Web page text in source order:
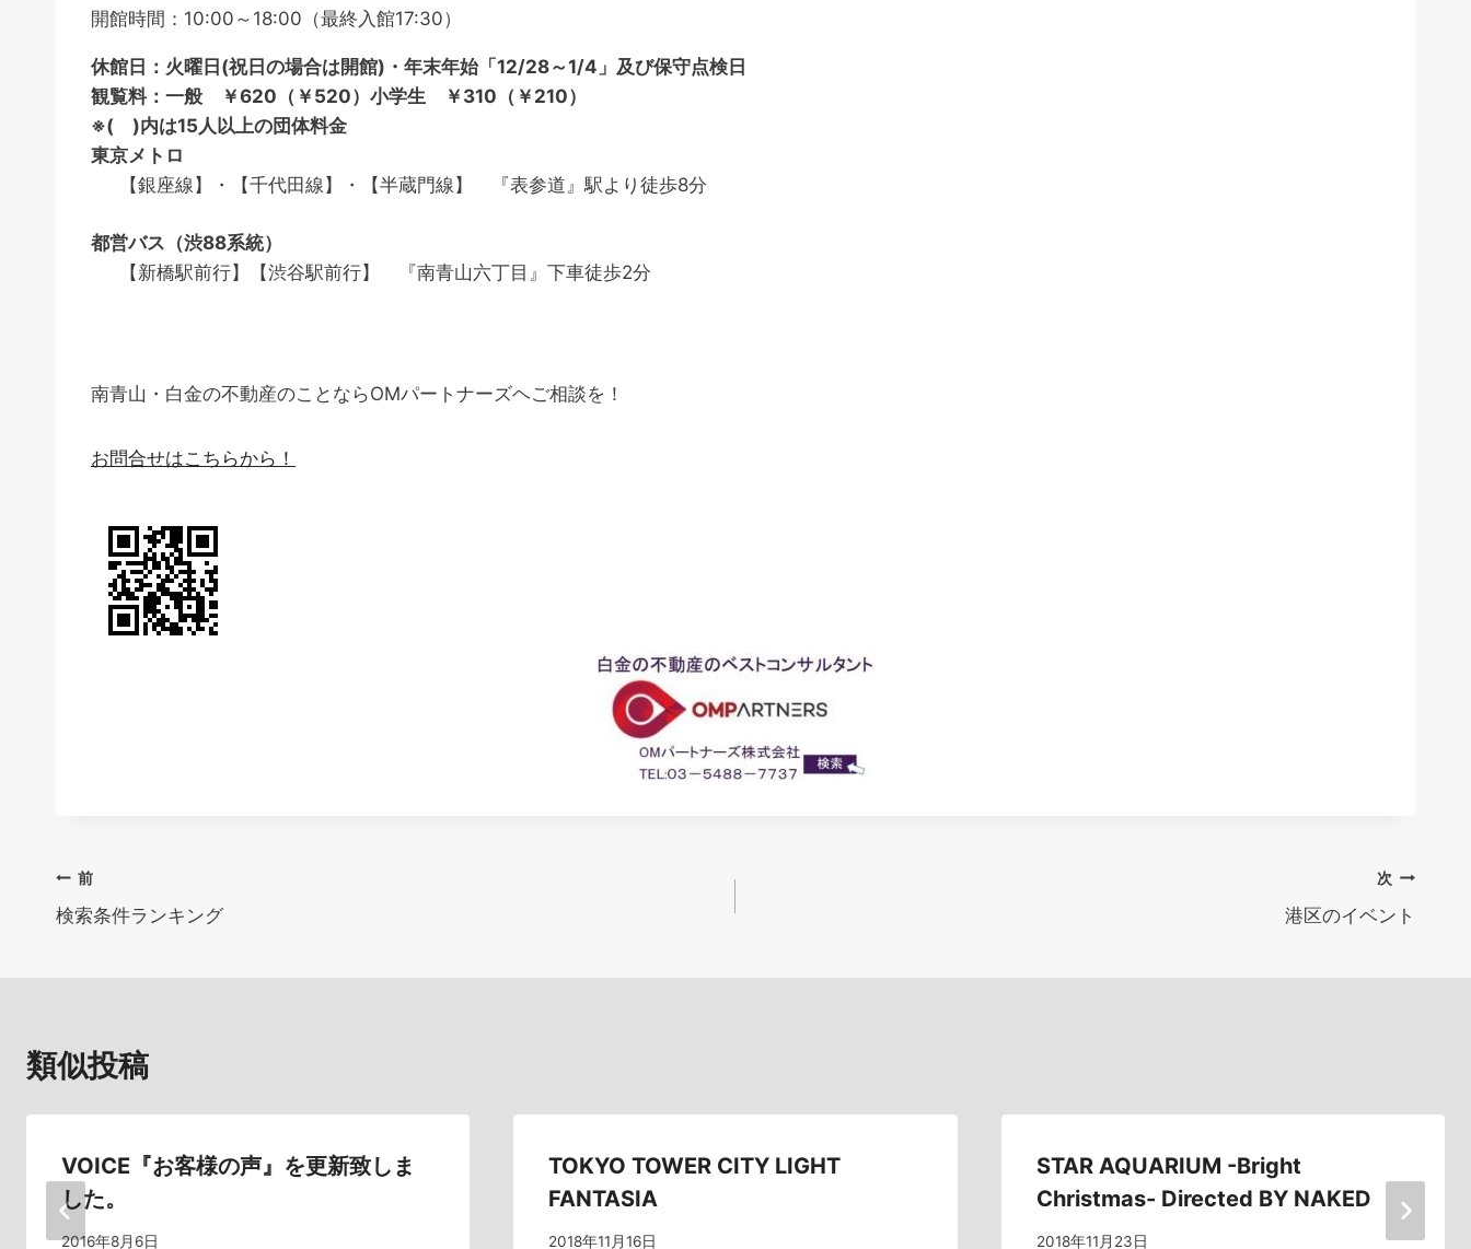
開館時間：10:00～18:00（最終入館17:30）
休館日：火曜日(祝日の場合は開館)・年末年始「12/28～1/4」及び保守点検日
観覧料： 一般 ￥620（￥520） 小学生 ￥310（￥210）
※( )内は15人以上の団体料金
東京メトロ
【銀座線】・【千代田線】・【半蔵門線】 『表参道』駅より徒歩8分
都営バス（渋88系統）
【新橋駅前行】【渋谷駅前行】 『南青山六丁目』下車徒歩2分
南青山・白金の不動産のことならOMパートナーズヘご相談を！
お問合せはこちらから！
投
稿
ゲ
ー
シ
ョ
前
検索条件ランキング
次
港区のイベント
類似投稿
VOICE『お客様の声』を更新致しま
した。
2016年8月6日
TOKYO TOWER CITY LIGHT
FANTASIA
2018年11月16日
STAR AQUARIUM -Bright
Christmas- Directed BY NAKED
2018年11月23日